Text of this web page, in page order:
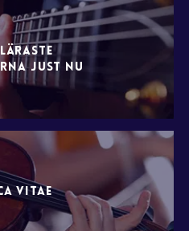
JUST NU
VITAE